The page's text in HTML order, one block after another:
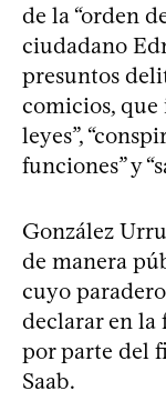
de la “orden
ciudadano
presuntos
comicios, que
leyes”,
funciones” y
González
de manera
cuyo
declarar en la
por parte del
Saab.